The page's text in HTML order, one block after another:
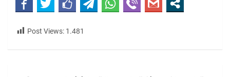
EMBED
Post Views: 1.481